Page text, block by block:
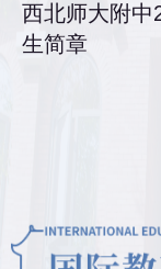
西北师大附中
生简章